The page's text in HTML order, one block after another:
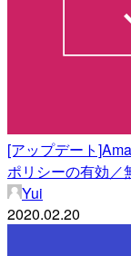
[アップデート
ポリシーの有効／
Yui
2020.02.20